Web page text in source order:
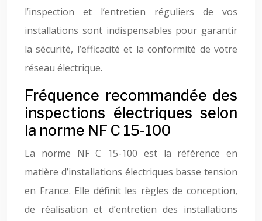
l’inspection et l’entretien réguliers de vos
installations sont indispensables pour garantir
la sécurité, l’efficacité et la conformité de votre
réseau électrique.
Fréquence recommandée des
inspections électriques selon
la norme NF C 15-100
La norme NF C 15-100 est la référence en
matière d’installations électriques basse tension
en France. Elle définit les règles de conception,
de réalisation et d’entretien des installations